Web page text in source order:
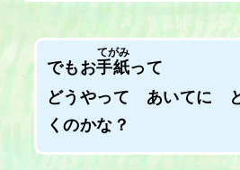
でもお手紙
てがみ
って
どうやって あいてに
くのかな？